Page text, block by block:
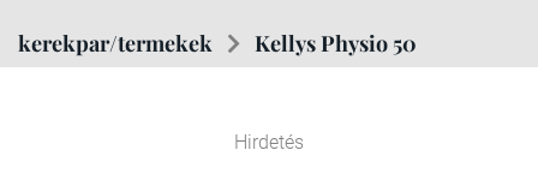
kerekpar/termekek Kellys Physio 50
Hirdetés